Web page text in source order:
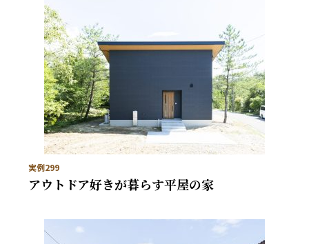
実例299
アウトドア好きが暮らす平屋の家